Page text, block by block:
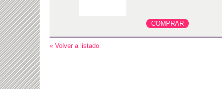
« Volver a listado